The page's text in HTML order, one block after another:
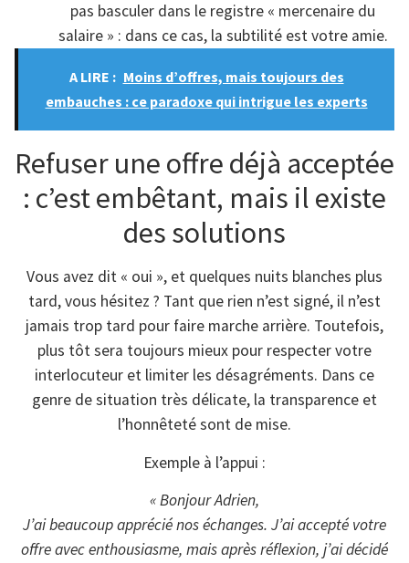
pas basculer dans le registre « mercenaire du
salaire » : dans ce cas, la subtilité est votre amie.
A LIRE : Moins d’offres, mais toujours des
embauches : ce paradoxe qui intrigue les experts
Refuser une offre déjà acceptée
: c’est embêtant, mais il existe
des solutions
Vous avez dit « oui », et quelques nuits blanches plus
tard, vous hésitez ? Tant que rien n’est signé, il n’est
jamais trop tard pour faire marche arrière. Toutefois,
plus tôt sera toujours mieux pour respecter votre
interlocuteur et limiter les désagréments. Dans ce
genre de situation très délicate, la transparence et
l’honnêteté sont de mise.
Exemple à l’appui :
« Bonjour Adrien,
J’ai beaucoup apprécié nos échanges. J’ai accepté votre
offre avec enthousiasme, mais après réflexion, j’ai décidé